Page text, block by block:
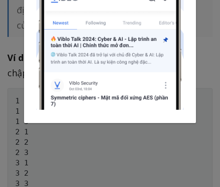
định được gọi là một chỉnh hợp lặp chập k
của n phần tử.
Ví dụ:
với tập A = {1, 2, 3}, các chỉnh hợp lặp
chập 2 của A sẽ là:
1 1
1 2
1 3
2 1
2 2
2 3
3 1
3 2